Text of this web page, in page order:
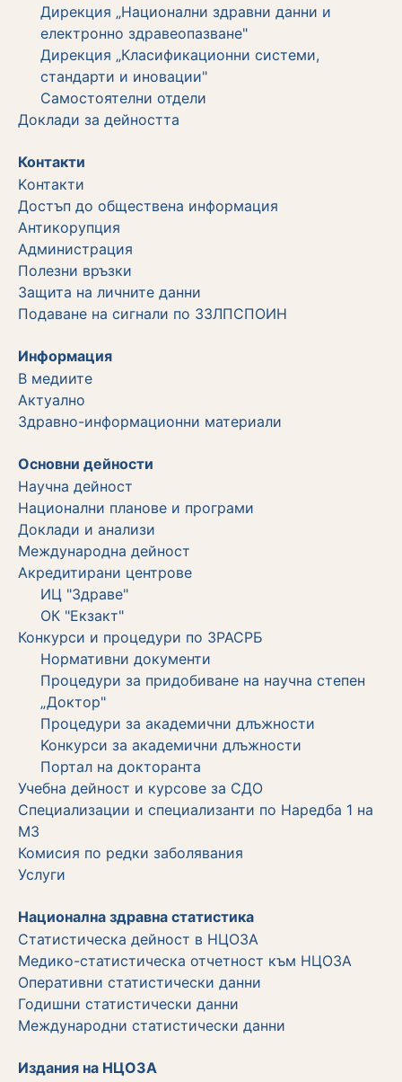
Дирекция „Национални здравни данни и
електронно здравеопазване"
Дирекция „Класификационни системи,
стандарти и иновации"
Самостоятелни отдели
Дoклади за дейността
Контакти
Kонтакти
Достъп до обществена информация
Aнтикорупция
Администрация
Полезни връзки
Защита на личните данни
Подаване на сигнали по ЗЗЛПСПОИН
Информация
В медиите
Актуално
Здравно-информационни материали
Основни дейности
Научна дейност
Национални планове и програми
Доклади и анализи
Международна дейност
Акредитирани центрове
ИЦ "Здраве"
ОК "Екзакт"
Конкурси и процедури по ЗРАСРБ
Нормативни документи
Процедури за придобиване на научна степен
„Доктор"
Процедури за академични длъжности
Koнкурси за академични длъжности
Портал на докторанта
Учебна дейност и курсове за СДО
Специализации и специализанти по Наредба 1 на
МЗ
Комисия по редки заболявания
Услуги
Национална здравна статистика
Статистическа дейност в НЦОЗА
Медико-статистическа отчетност към НЦОЗА
Оперативни статистически данни
Годишни статистически данни
Международни статистически данни
Издания на НЦОЗА